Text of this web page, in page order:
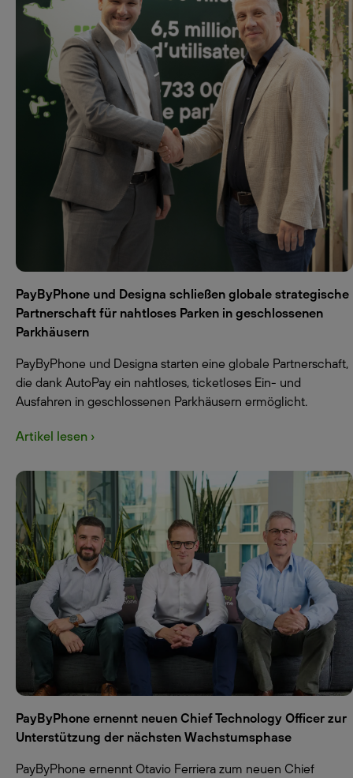
PayByPhone und Designa schließen globale strategische
Partnerschaft für nahtloses Parken in geschlossenen
Parkhäusern
PayByPhone und Designa starten eine globale Partnerschaft,
die dank AutoPay ein nahtloses, ticketloses Ein- und
Ausfahren in geschlossenen Parkhäusern ermöglicht.
Artikel lesen ›
PayByPhone ernennt neuen Chief Technology Officer zur
Unterstützung der nächsten Wachstumsphase
PayByPhone ernennt Otavio Ferriera zum neuen Chief